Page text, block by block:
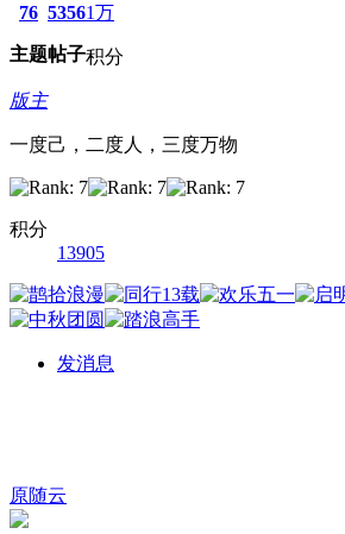
76
主题
5356
帖子
1万
积分
版主
一度己，二度人，三度万物
积分
13905
发消息
原随云